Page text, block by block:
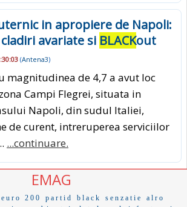
in apropiere de Napoli:
avariate si BLACKout
(Antena3)
magnitudinea de 4,7 a avut loc
Campi Flegrei, situata in
Napoli, din sudul Italiei,
de curent, intreruperea serviciilor
...continuare.
EMAG
euro 200 partid black senzatie
alro